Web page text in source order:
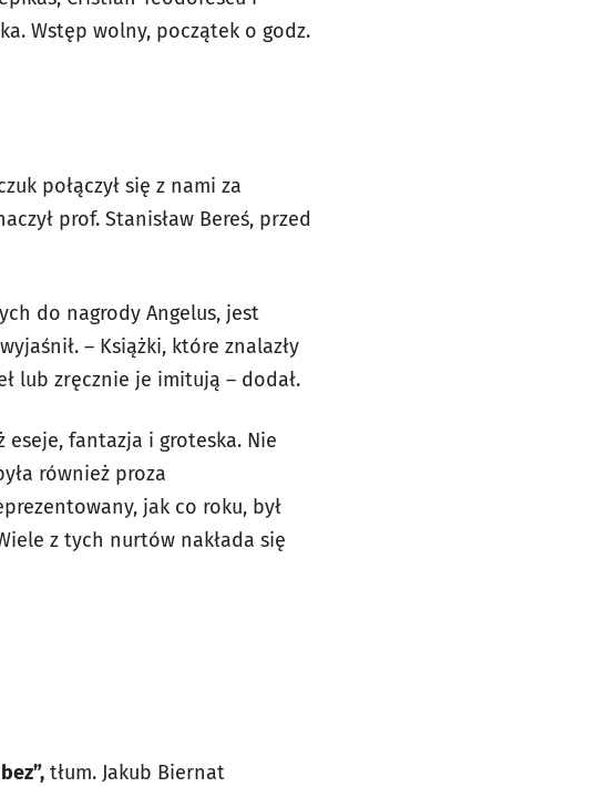
Wstęp wolny, początek o godz.
połączył się z nami za
prof. Stanisław Bereś, przed
do nagrody Angelus, jest
– Książki, które znalazły
lub zręcznie je imitują – dodał.
fantazja i groteska. Nie
również proza
jak co roku, był
z tych nurtów nakłada się
tłum. Jakub Biernat